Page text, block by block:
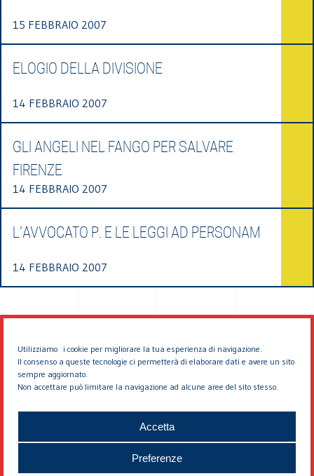
Utilizziamo i cookie per migliorare la tua esperienza di navigazione.
Il consenso a queste tecnologie ci permetterà di elaborare dati e avere un sito
sempre aggiornato.
Non accettare può limitare la navigazione ad alcune aree del sito stesso.
Accetta
Preferenze
15 FEBBRAIO 2007
ELOGIO DELLA DIVISIONE
14 FEBBRAIO 2007
GLI ANGELI NEL FANGO PER SALVARE
FIRENZE
14 FEBBRAIO 2007
L’AVVOCATO P. E LE LEGGI AD PERSONAM
14 FEBBRAIO 2007
© 2026 EDDYBURG